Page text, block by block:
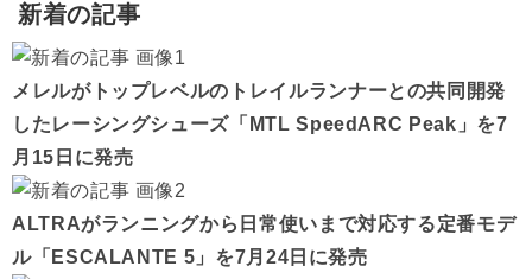
新着の記事
メレルがトップレベルのトレイルランナーとの共同開発
したレーシングシューズ「MTL SpeedARC Peak」を7
月15日に発売
ALTRAがランニングから日常使いまで対応する定番モデ
ル「ESCALANTE 5」を7月24日に発売